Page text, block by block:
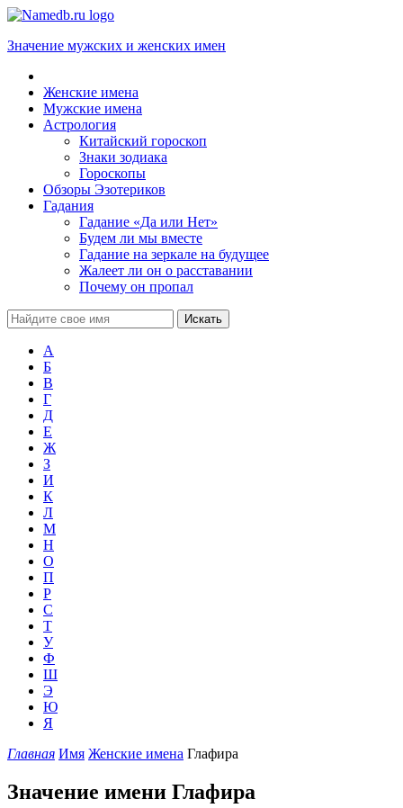
Значение мужских и женских имен
Женские имена
Мужские имена
Астрология
Китайский гороскоп
Знаки зодиака
Гороскопы
Обзоры Эзотериков
Гадания
Гадание «Да или Нет»
Будем ли мы вместе
Гадание на зеркале на будущее
Жалеет ли он о расставании
Почему он пропал
А
Б
В
Г
Д
Е
Ж
З
И
К
Л
М
Н
О
П
Р
С
Т
У
Ф
Ш
Э
Ю
Я
Главная Имя Женские имена Глафира
Значение имени Глафира